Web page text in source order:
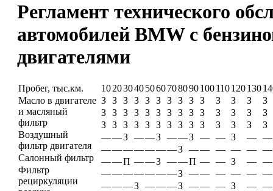
Регламент технического
автомобилей BMW с
двигателями
Пробег, тыс.км.
Масло в двигателе
и масляный
фильтр
Воздушный
фильтр двигателя
Салонный фильтр
Фильтр
рециркуляции
102030405060708090100110120130
З З З З З З З З З З З З З
З
З З З З З З З З З З З З З
З
З З З З З З З З З З З З З
З
——З ——З ——З — — З — —
———————З —— — — — —
——П ——З ——П — — З — —
———————З —— — — — —
———З ———З —— — З — —